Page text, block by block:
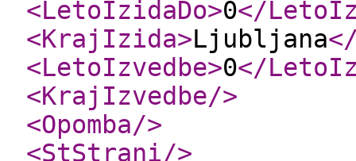
<LetoIzidaDo>0</
<KrajIzida>Ljubljana
<LetoIzvedbe>0</
<KrajIzvedbe/>
<Opomba/>
<StStrani/>